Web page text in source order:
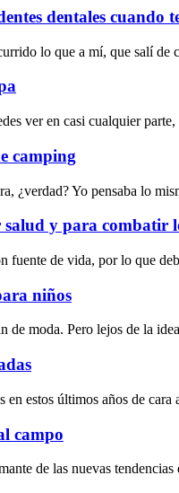
dentales cuando
lo que a mí, que salí
ver en casi cualquier
camping
¿verdad? Yo pensaba lo
y para combatir
fuente de vida, por lo que
niños
de moda. Pero lejos de la
en estos últimos años de
campo
de las nuevas